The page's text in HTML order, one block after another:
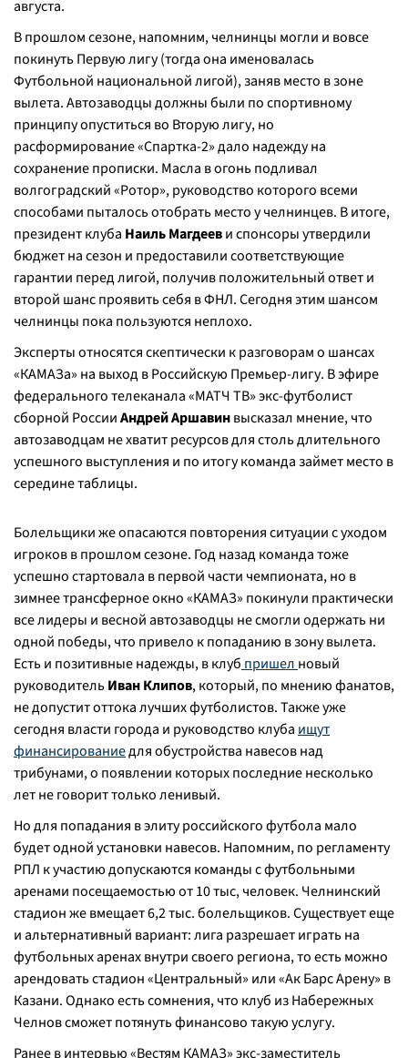
августа.
В прошлом сезоне, напомним, челнинцы могли и вовсе
покинуть Первую лигу (тогда она именовалась
Футбольной национальной лигой), заняв место в зоне
вылета. Автозаводцы должны были по спортивному
принципу опуститься во Вторую лигу, но
расформирование «Спартка-2» дало надежду на
сохранение прописки. Масла в огонь подливал
волгоградский «Ротор», руководство которого всеми
способами пыталось отобрать место у челнинцев. В итоге,
президент клуба Наиль Магдееви спонсоры утвердили
бюджет на сезон и предоставили соответствующие
гарантии перед лигой, получив положительный ответ и
второй шанс проявить себя в ФНЛ. Сегодня этим шансом
челнинцы пока пользуются неплохо.
Эксперты относятся скептически к разговорам о шансах
«КАМАЗа» на выход в Российскую Премьер-лигу. В эфире
федерального телеканала «МАТЧ ТВ» экс-футболист
сборной РоссииАндрей Аршавинвысказал мнение, что
автозаводцам не хватит ресурсов для столь длительного
успешного выступления и по итогу команда займет место в
середине таблицы.
Болельщики же опасаются повторения ситуации с уходом
игроков в прошлом сезоне. Год назад команда тоже
успешно стартовала в первой части чемпионата, но в
зимнее трансферное окно «КАМАЗ» покинули практически
все лидеры и весной автозаводцы не смогли одержать ни
одной победы, что привело к попаданию в зону вылета.
Есть и позитивные надежды, в клуб пришел новый
руководительИван Клипов, который, по мнению фанатов,
не допустит оттока лучших футболистов. Также уже
сегодня власти города и руководство клуба ищут
финансированиедля обустройства навесов над
трибунами, о появлении которых последние несколько
лет не говорит только ленивый.
Но для попадания в элиту российского футбола мало
будет одной установки навесов. Напомним, по регламенту
РПЛ к участию допускаются команды с футбольными
аренами посещаемостью от 10 тыс, человек. Челнинский
стадион же вмещает 6,2 тыс. болельщиков. Существует еще
и альтернативный вариант: лига разрешает играть на
футбольных аренах внутри своего региона, то есть можно
арендовать стадион «Центральный» или «Ак Барс Арену» в
Казани. Однако есть сомнения, что клуб из Набережных
Челнов сможет потянуть финансово такую услугу.
Ранее в интервью «Вестям КАМАЗ» экс-заместитель